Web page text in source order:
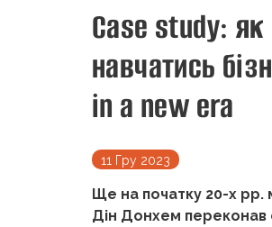
Case study:
навчатись
in a new era
11 Гру 2023
Ще на початку 20-х рр.
Дін Донхем переконав